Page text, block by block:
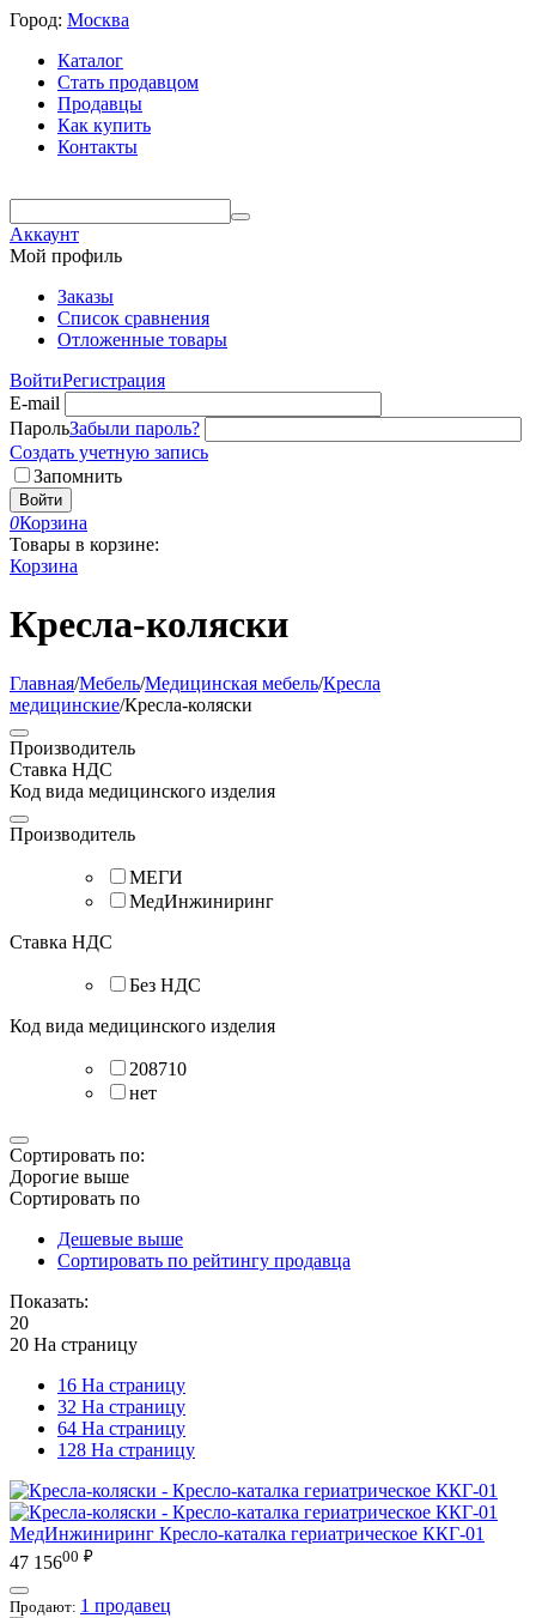
Город: Москва
Каталог
Стать продавцом
Продавцы
Как купить
Контакты
Аккаунт
Мой профиль
Заказы
Список сравнения
Отложенные товары
ВойтиРегистрация
E-mail
ПарольЗабыли пароль?
Создать учетную запись
Запомнить
Войти
0Корзина
Товары в корзине:
Корзина
Кресла-коляски
Главная/Мебель/Медицинская мебель/Кресла
медицинские/Кресла-коляски
Производитель
Ставка НДС
Код вида медицинского изделия
Производитель
МЕГИ
МедИнжиниринг
Ставка НДС
Без НДС
Код вида медицинского изделия
208710
нет
Сортировать по:
Дорогие выше
Сортировать по
Дешевые выше
Сортировать по рейтингу продавца
Показать:
20
20 На страницу
16 На страницу
32 На страницу
64 На страницу
128 На страницу
МедИнжиниринг Кресло-каталка гериатрическое ККГ-01
47 15600 ₽
Продают: 1 продавец